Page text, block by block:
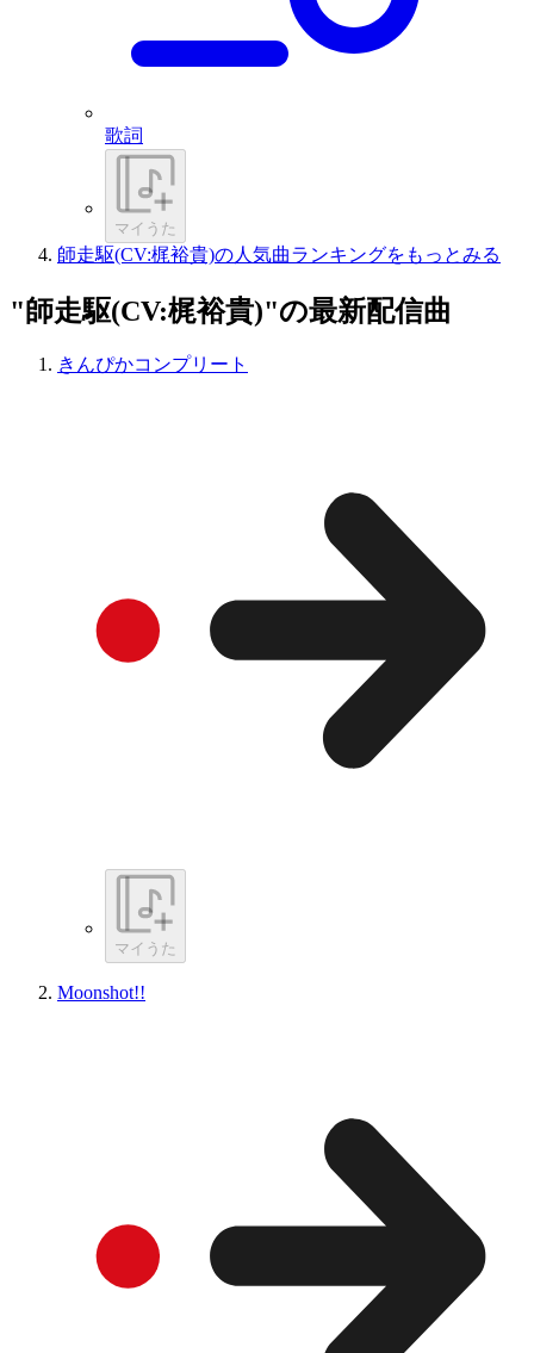
歌詞
マイうた
師走駆(CV:梶裕貴)の人気曲ランキングをもっとみる
"師走駆(CV:梶裕貴)"の最新配信曲
きんぴかコンプリート
マイうた
Moonshot!!